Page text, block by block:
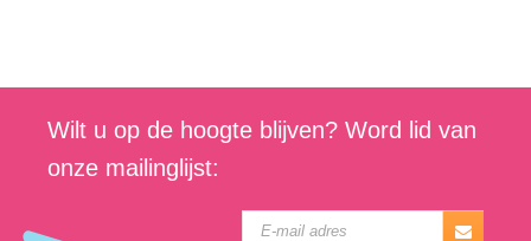
Wilt u op de hoogte blijven? Word lid van
onze mailinglijst: